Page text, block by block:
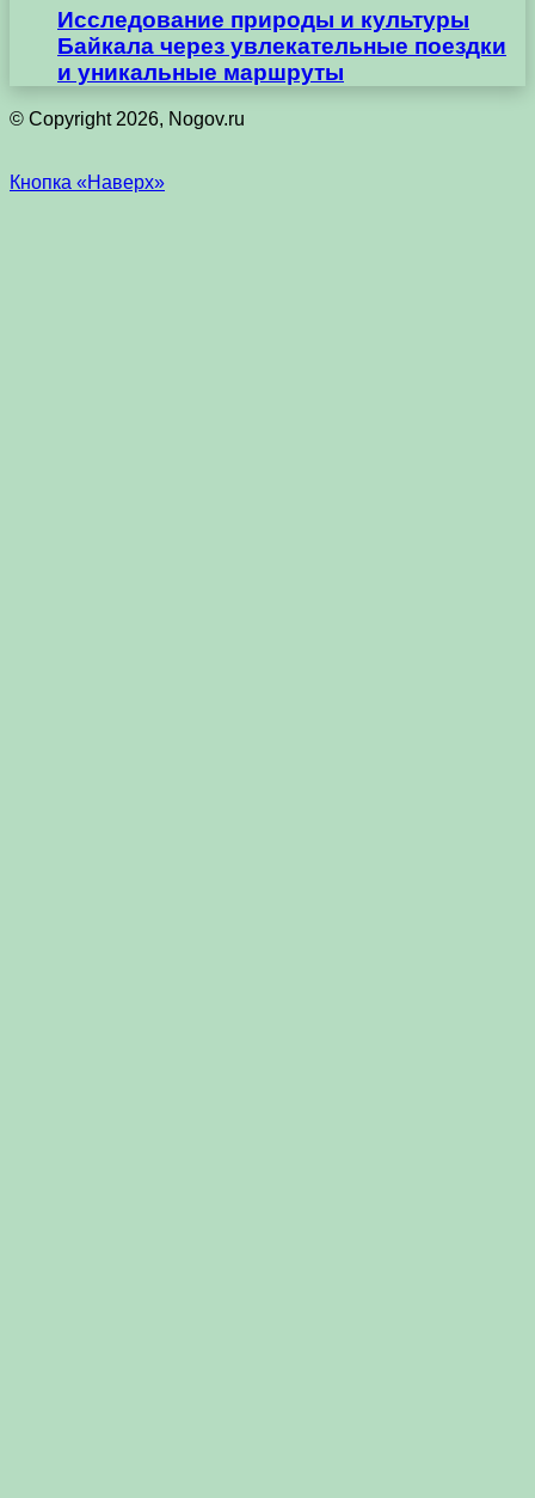
Исследование природы и культуры
Байкала через увлекательные поездки
и уникальные маршруты
© Copyright 2026, Nogov.ru
Кнопка «Наверх»